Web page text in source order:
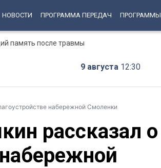
НОВОСТИ ПРОГРАММА ПЕРЕДАЧ ПРОГРАММЫ
память после травмы
9 августа 12:30
набережной Смоленки
рассказал о